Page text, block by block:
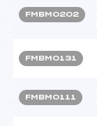
FMBM0202
FMBM0131
FMBM0111